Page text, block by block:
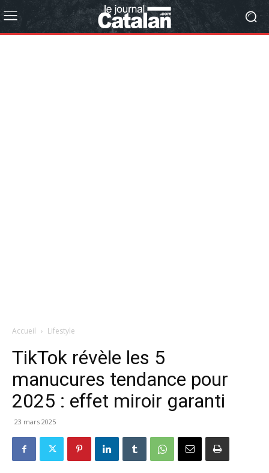
Accueil Lifestyle
TikTok révèle les 5
manucures tendance pour
2025 : effet miroir garanti
23 mars 2025